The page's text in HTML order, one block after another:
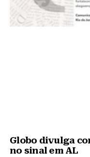
Globo divulga
no sinal em AL